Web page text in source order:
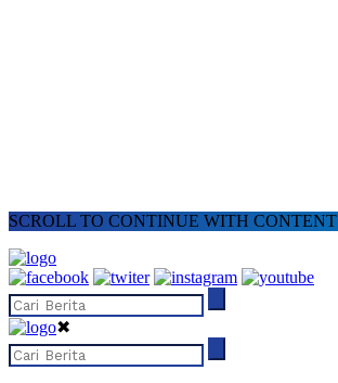
SCROLL TO CONTINUE WITH CONTENT
✖